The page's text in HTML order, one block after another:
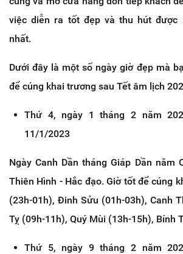
việc diễn ra tốt đẹp và thu hút được
nhất.
Dưới đây là một số ngày giờ đẹp mà
để cúng khai trương sau Tết âm lịch
Thứ 4, ngày 1 tháng 2 năm
11/1/2023
Ngày Canh Dần tháng Giáp Dần năm
Thiên Hình - Hắc đạo. Giờ tốt để cúng
(23h-01h), Đinh Sửu (01h-03h), Canh
Tỵ (09h-11h), Quý Mùi (13h-15h), Bính
Thứ 5, ngày 9 tháng 2 năm